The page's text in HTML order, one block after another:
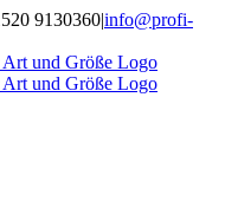
9130360|info@profi-